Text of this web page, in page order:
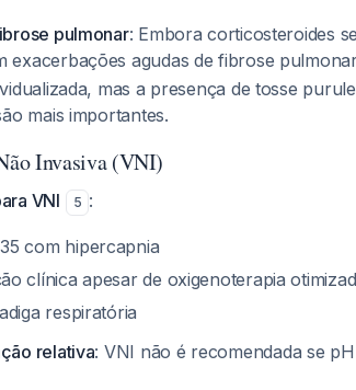
pulmonar: Embora corticosteroides
exacerbações agudas de fibrose
mas a presença de tosse
mais importantes.
Invasiva (VNI)
VNI 5 :
com hipercapnia
clínica apesar de oxigenoterapia
respiratória
relativa: VNI não é recomendada se